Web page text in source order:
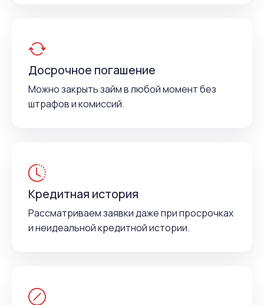
Досрочное погашение
Можно закрыть займ в любой момент без
штрафов и комиссий.
Кредитная история
Рассматриваем заявки даже при просрочках
и неидеальной кредитной истории.